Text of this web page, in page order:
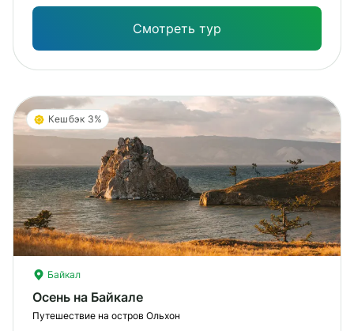
Смотреть тур
Кешбэк 3%
Байкал
Осень на Байкале
Путешествие на остров Ольхон